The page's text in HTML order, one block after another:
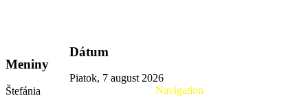
Meniny
Štefánia
Dátum
Piatok, 7 august 2026
Navigation